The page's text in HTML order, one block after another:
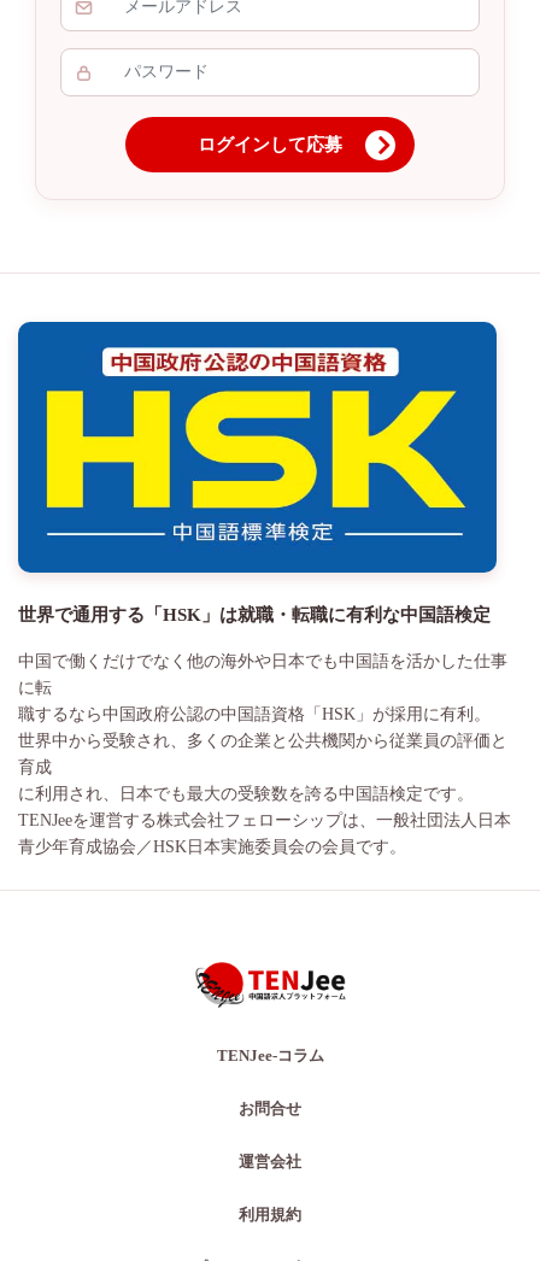
ログインして応募
世界で通用する「HSK」は就職・転職に有利な中国語検定
中国で働くだけでなく他の海外や日本でも中国語を活かした仕事
に転
職するなら中国政府公認の中国語資格「HSK」が採用に有利。
世界中から受験され、多くの企業と公共機関から従業員の評価と
育成
に利用され、日本でも最大の受験数を誇る中国語検定です。
TENJeeを運営する株式会社フェローシップは、一般社団法人日本
青少年育成協会／HSK日本実施委員会の会員です。
TENJee-コラム
お問合せ
運営会社
利用規約